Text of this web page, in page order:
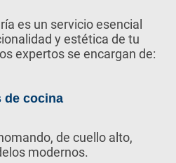
es un servicio esencial
y estética de tu
expertos se encargan de:
de cocina
de cuello alto,
modernos.